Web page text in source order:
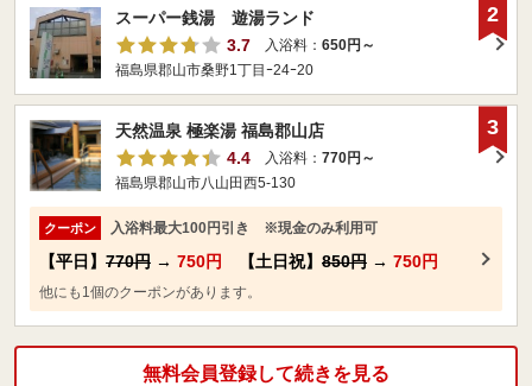
スーパー銭湯 遊湯ランド
3.7
入浴料： 650円～
福島県郡山市桑野1丁目ｰ24ｰ20
2
天然温泉 極楽湯 福島郡山店
4.4
入浴料： 770円～
福島県郡山市八山田西5-130
クーポン 入浴料最大100円引き ※現金のみ利用可
【平日】 770円 → 750円 【土日祝】 850円 → 750円
他にも1個のクーポンがあります。
3
無料会員登録して続きを見る